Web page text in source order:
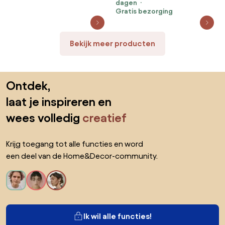
dagen
Gratis bezorging
Bekijk meer producten
Ontdek,
laat je inspireren en
wees volledig creatief
Krijg toegang tot alle functies en word
een deel van de Home&Decor-community.
Ik wil alle functies!